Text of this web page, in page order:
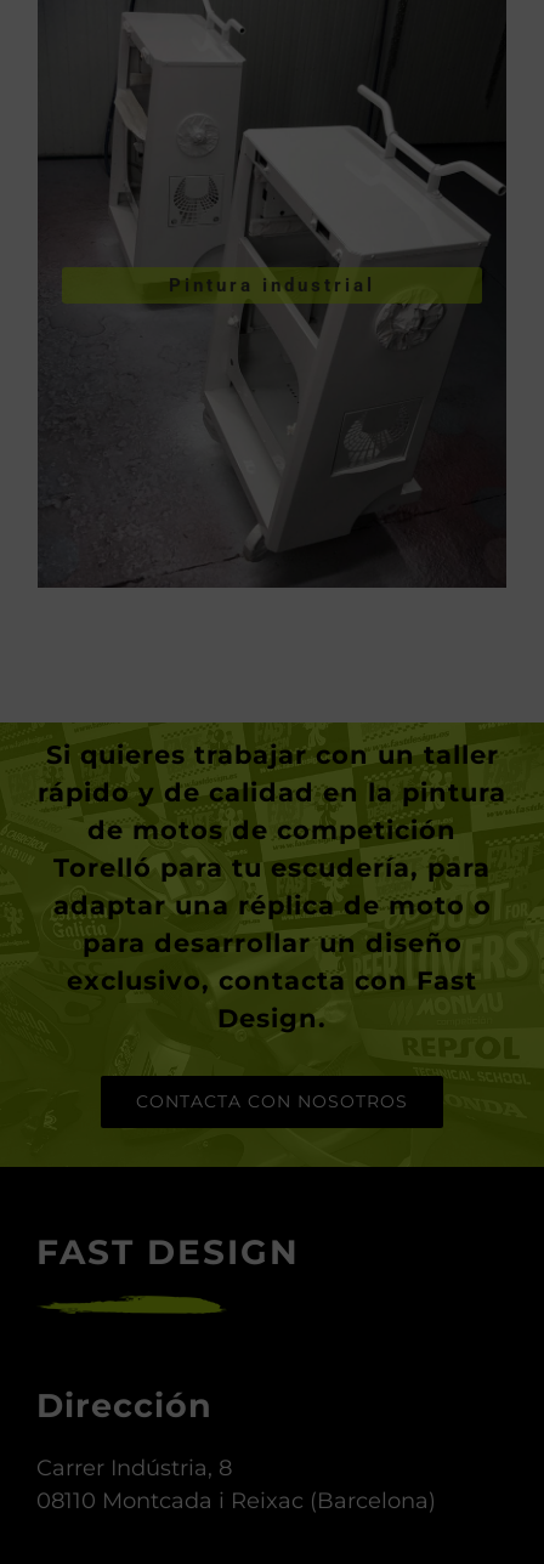
Pintura industrial
Pintura de piezas
industriales
VER PINTURA INDUSTRIAL
Si quieres trabajar con un taller
rápido y de calidad en la pintura
de motos de competición
Torelló para tu escudería, para
adaptar una réplica de moto o
para desarrollar un diseño
exclusivo, contacta con Fast
Design.
CONTACTA CON NOSOTROS
FAST DESIGN
Dirección
Carrer Indústria, 8
08110 Montcada i Reixac (Barcelona)